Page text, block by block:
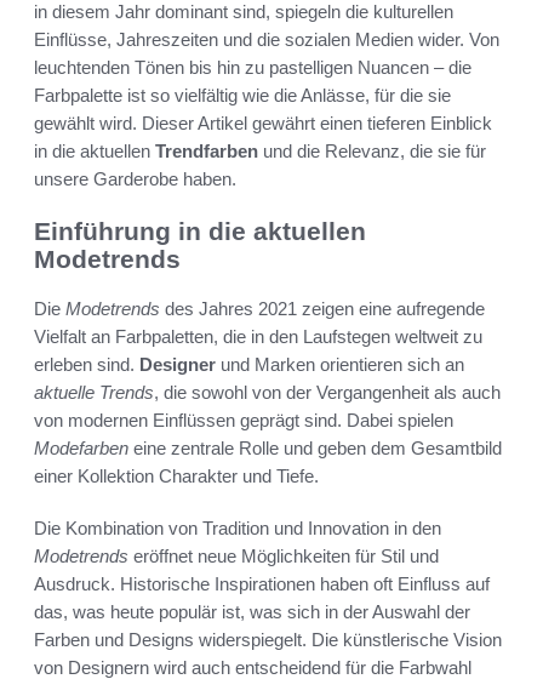
in diesem Jahr dominant sind, spiegeln die kulturellen
Einflüsse, Jahreszeiten und die sozialen Medien wider. Von
leuchtenden Tönen bis hin zu pastelligen Nuancen – die
Farbpalette ist so vielfältig wie die Anlässe, für die sie
gewählt wird. Dieser Artikel gewährt einen tieferen Einblick
in die aktuellen Trendfarben und die Relevanz, die sie für
unsere Garderobe haben.
Einführung in die aktuellen
Modetrends
Die Modetrends des Jahres 2021 zeigen eine aufregende
Vielfalt an Farbpaletten, die in den Laufstegen weltweit zu
erleben sind. Designer und Marken orientieren sich an
aktuelle Trends, die sowohl von der Vergangenheit als auch
von modernen Einflüssen geprägt sind. Dabei spielen
Modefarben eine zentrale Rolle und geben dem Gesamtbild
einer Kollektion Charakter und Tiefe.
Die Kombination von Tradition und Innovation in den
Modetrends eröffnet neue Möglichkeiten für Stil und
Ausdruck. Historische Inspirationen haben oft Einfluss auf
das, was heute populär ist, was sich in der Auswahl der
Farben und Designs widerspiegelt. Die künstlerische Vision
von Designern wird auch entscheidend für die Farbwahl